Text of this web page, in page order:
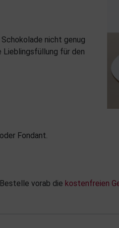
nicht genug
Lieblingsfüllung für den
Fondant.
vorab die kostenfreien